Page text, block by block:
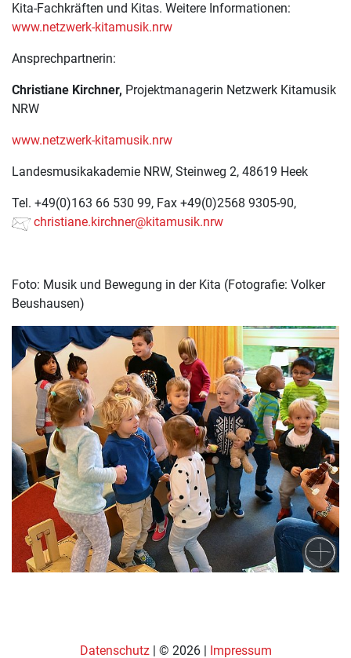
Kita-Fachkräften und Kitas. Weitere Informationen:
www.netzwerk-kitamusik.nrw
Ansprechpartnerin:
Christiane Kirchner, Projektmanagerin Netzwerk Kitamusik
NRW
www.netzwerk-kitamusik.nrw
Landesmusikakademie NRW, Steinweg 2, 48619 Heek
Tel. +49(0)163 66 530 99, Fax +49(0)2568 9305-90,
christiane.kirchner@kitamusik.nrw
Foto: Musik und Bewegung in der Kita (Fotografie: Volker
Beushausen)
Datenschutz | © 2026 | Impressum